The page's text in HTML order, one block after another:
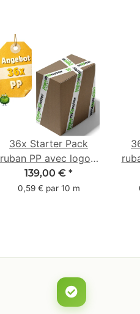
36x Starter Pack
ruban PP avec logo -
1 couleur - 48 mm x
66 m
139,00 € *
0,59 € par 10 m